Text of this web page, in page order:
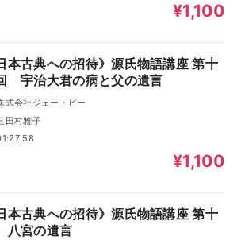
¥1,100
本古典への招待》源氏物語講座 第十
宇治大君の病と父の遺言
式会社ジェー・ピー
田村雅子
¥1,100
本古典への招待》源氏物語講座 第十
宮の遺言